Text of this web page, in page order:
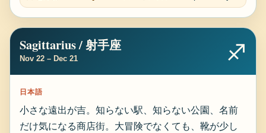
Sagittarius / 射手座
Nov 22 – Dec 21 ♐
日本語
小さな遠出が吉。知らない駅、知らない公園、名前
だけ気になる商店街。大冒険でなくても、靴が少し